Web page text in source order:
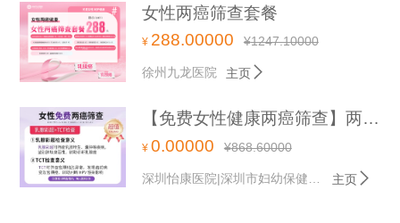
女性两癌筛查套餐
¥ 288.00000 ¥1247.10000
徐州九龙医院 主页
【免费女性健康两癌筛查】两癌筛查/妇科宫颈癌TCT筛查+乳腺癌B超筛查+妇科检查
¥ 0.00000 ¥868.60000
主页